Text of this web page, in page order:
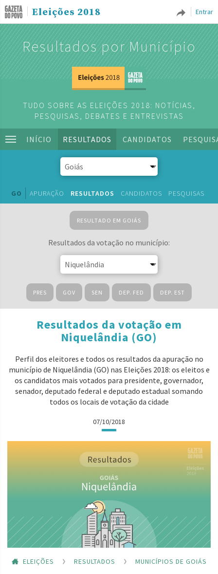
Entrar
Eleições 2018
Resultados por Município
TUDO SOBRE AS ELEIÇÕES 2018: NOTÍCIAS,
PESQUISAS, DEBATES E ENTREVISTAS
INÍCIO RESULTADOS CANDIDATOS
GO APURAÇÃO RESULTADOS CANDIDATOS PESQUISAS
RESULTADO EM GOIÁS
Resultados da votação no município:
PRES GOV SEN DEP. FED DEP. EST
Resultados da votação em
Niquelândia (GO)
Perfil dos eleitores e todos os resultados da apuração no
município de Niquelândia (GO) nas Eleições 2018: os eleitos e
os candidatos mais votados para presidente, governador,
senador, deputado federal e deputado estadual somando
todos os locais de votação da cidade
07/10/2018
ELEIÇÕES RESULTADOS
MUNICÍPIOS DE GOIÁS